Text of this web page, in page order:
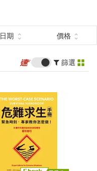
日期 價格
篩選